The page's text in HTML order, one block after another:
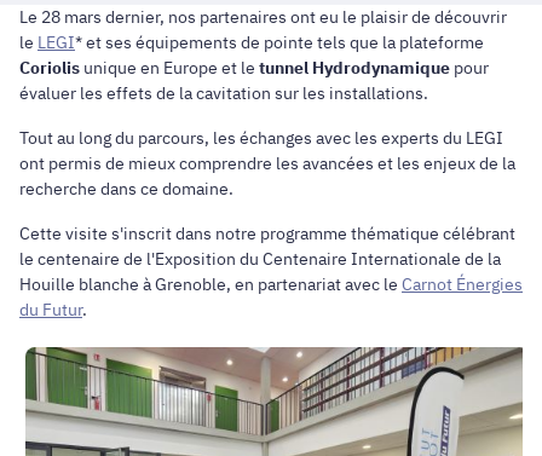
Le 28 mars dernier, nos partenaires ont eu le plaisir de découvrir
le LEGI* et ses équipements de pointe tels que la plateforme
Coriolis unique en Europe et le tunnel Hydrodynamique pour
évaluer les effets de la cavitation sur les installations.
Tout au long du parcours, les échanges avec les experts du LEGI
ont permis de mieux comprendre les avancées et les enjeux de la
recherche dans ce domaine.
Cette visite s'inscrit dans notre programme thématique célébrant
le centenaire de l'Exposition du Centenaire Internationale de la
Houille blanche à Grenoble, en partenariat avec le Carnot Énergies
du Futur.